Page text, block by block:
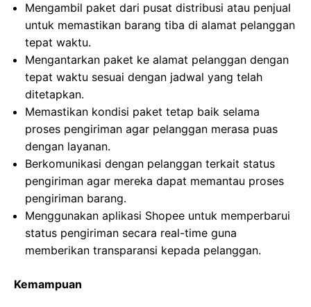
Mengambil paket dari pusat distribusi atau penjual
untuk memastikan barang tiba di alamat pelanggan
tepat waktu.
Mengantarkan paket ke alamat pelanggan dengan
tepat waktu sesuai dengan jadwal yang telah
ditetapkan.
Memastikan kondisi paket tetap baik selama
proses pengiriman agar pelanggan merasa puas
dengan layanan.
Berkomunikasi dengan pelanggan terkait status
pengiriman agar mereka dapat memantau proses
pengiriman barang.
Menggunakan aplikasi Shopee untuk memperbarui
status pengiriman secara real-time guna
memberikan transparansi kepada pelanggan.
Kemampuan